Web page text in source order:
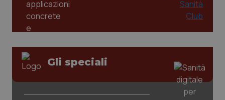
Salute orale & impianti
TiroideGli speciali
funzionare correttamente senza questi cookie.
Nome
Dominio
VISITOR_PRIVACY_METADATA
YouTube
5